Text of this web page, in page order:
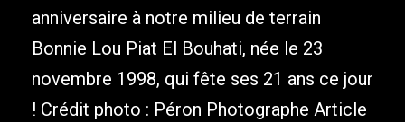
anniversaire à notre milieu de terrain
Bonnie Lou Piat El Bouhati, née le 23
novembre 1998, qui fête ses 21 ans ce jour
! Crédit photo : Péron Photographe Article